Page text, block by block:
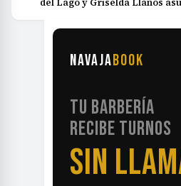
del Lago y Griselda Llanos
NAVAJABOOK
TU BARBERÍA
RECIBE TURNOS
SIN